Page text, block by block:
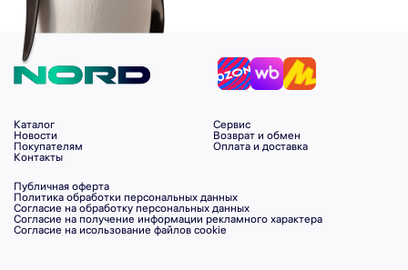
Каталог
Новости
Покупателям
Контакты
Сервис
Возврат и обмен
Оплата и доставка
Публичная оферта
Политика обработки персональных данных
Согласие на обработку персональных данных
Согласие на получение информации рекламного характера
Согласие на исользование файлов cookie